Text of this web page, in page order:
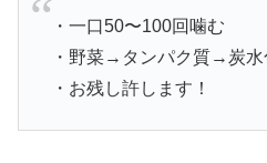
・一口50〜100回噛む
・野菜→タンパク質→炭水
・お残し許します！